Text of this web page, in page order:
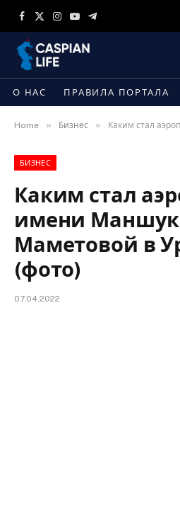
Facebook
X
Instagram
YouTubeTelegram
О НАС ПРАВИЛА ПОРТАЛА
Home » Бизнес » Каким стал аэропорт
БИЗНЕС
Каким стал
имени Маншук
Маметовой в
(фото)
07.04.2022